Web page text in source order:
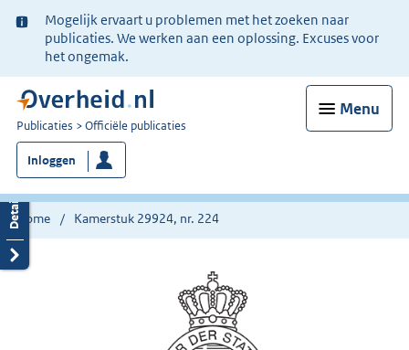
Ter
informatie:
Mogelijk ervaart u problemen met het zoeken naar
publicaties. We werken aan een oplossing. Excuses voor
het ongemak.
Menu
U
bent
nu
hier:
Publicaties Officiële publicaties
Inloggen
Home Kamerstuk 29924, nr. 224